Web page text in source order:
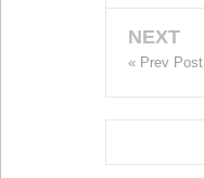
NEXT
« Prev Post